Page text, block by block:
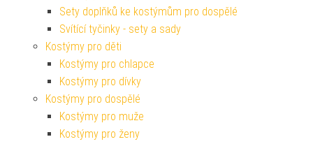
Sety doplňků ke kostýmům pro dospělé
Svítící tyčinky - sety a sady
Kostýmy pro děti
Kostýmy pro chlapce
Kostýmy pro dívky
Kostýmy pro dospělé
Kostýmy pro muže
Kostýmy pro ženy